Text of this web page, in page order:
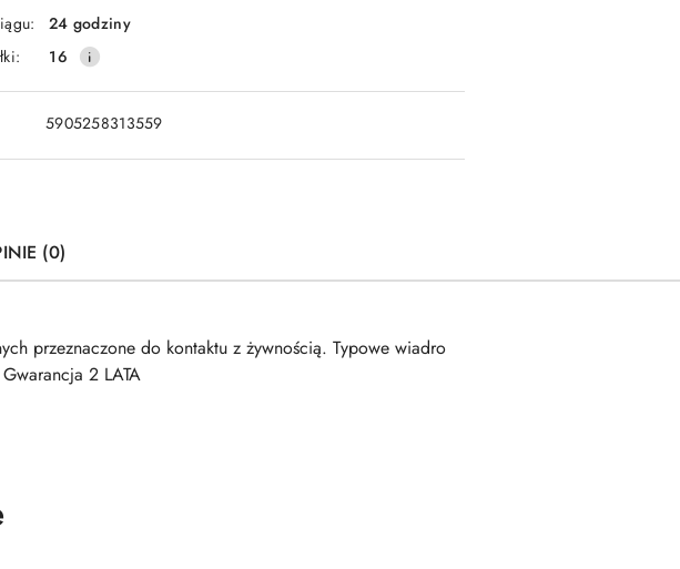
24 godziny
16
5905258313559
(0)
przeznaczone do kontaktu z żywnością. Typowe wiadro
2 LATA